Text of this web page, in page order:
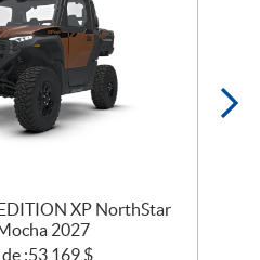
XP NorthStar
2027
:53 169 $